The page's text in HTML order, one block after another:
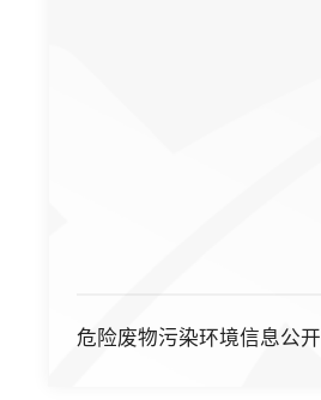
危险废物污染环境信息公开